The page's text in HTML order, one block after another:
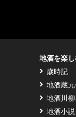
地酒を楽
歳時記
地酒蔵
地酒川
地酒小説